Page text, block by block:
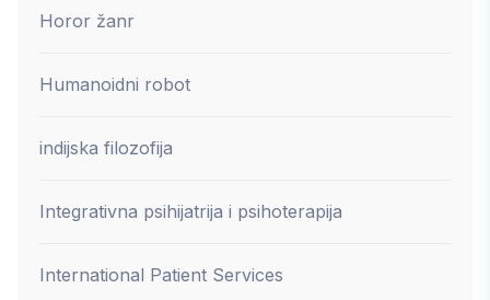
Horor žanr
Humanoidni robot
indijska filozofija
Integrativna psihijatrija i psihoterapija
International Patient Services